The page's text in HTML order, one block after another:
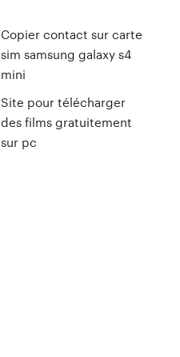
Copier contact sur carte
sim samsung galaxy s4
mini
Site pour télécharger
des films gratuitement
sur pc